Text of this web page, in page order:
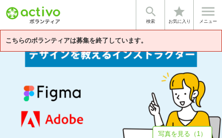

検索
star
お気に入り

メニュー
こちらのボランティアは募集を終了しています。
基本情報 体験談・雰囲気
写真を見る（1）